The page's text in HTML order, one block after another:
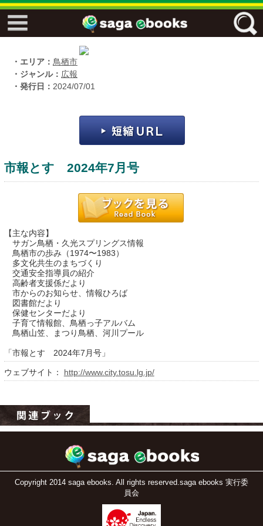
キーワード
・エリア： 鳥栖市
・ジャンル： 広報
・発行日： 2024/07/01
市報とす 2024年7月号
【主な内容】
サガン鳥栖・久光スプリングス情報
鳥栖市の歩み（1974〜1983）
多文化共生のまちづくり
交通安全指導員の紹介
高齢者支援係だより
市からのお知らせ、情報ひろば
図書館だより
保健センターだより
子育て情報館、鳥栖っ子アルバム
鳥栖山笠、まつり鳥栖、河川プール
「市報とす 2024年7月号」
ウェブサイト： http://www.city.tosu.lg.jp/
Copyright 2014 saga ebooks. All rights reserved.saga ebooks 実行委
員会
↓↓ ebooks専用本棚 ↓↓
saga ebooksとは
運営会社